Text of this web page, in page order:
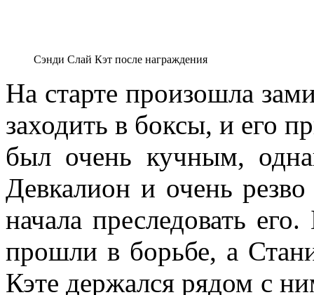
Сэнди Слай Кэт после награждения
На старте произошла
заходить в боксы, и его
был очень кучным,
Девкалион и очень
начала преследовать
прошли в борьбе, а
Кэте держался рядом с